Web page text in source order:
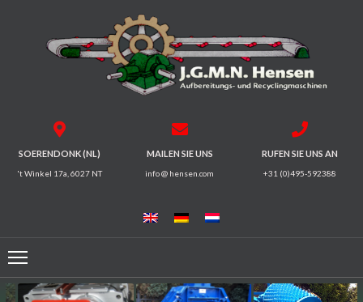
SOERENDONK (NL)
't Winkel 17a, 6027 NT
MAILEN SIE UNS
info @ hensen.com
RUFEN SIE UNS AN
+31 (0)495-592388
MAGNETSYSTEME
FÖRDERBÄNDER
ELEKTROMOTOREN